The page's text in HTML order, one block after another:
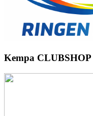
Kempa CLUBSHOP